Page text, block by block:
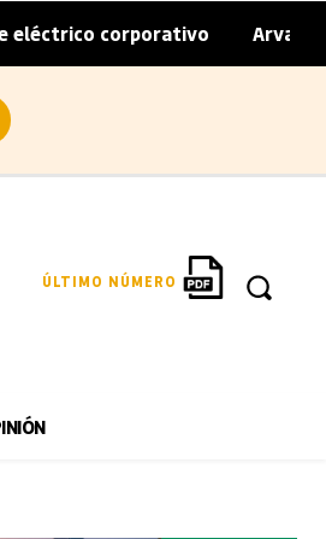
Arval convierte en
ÚLTIMO NÚMERO